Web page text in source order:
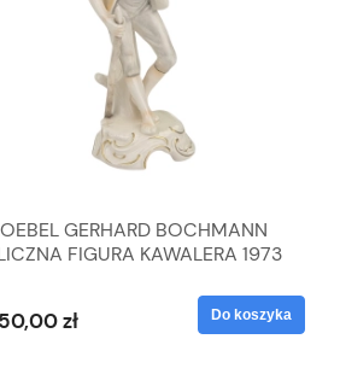
GERHARD BOCHMANN
FIGURA KAWALERA 1973
zł Do koszyka